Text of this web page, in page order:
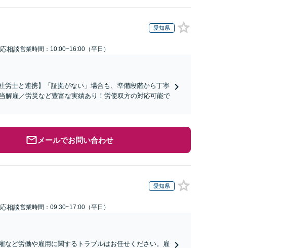
愛知県
相談営業時間：10:00~16:00（平日）
労士と連携】「証拠がない」場合も、準備段階から丁寧
解雇／労災など豊富な実績あり！労使双方の対応可能で
メールでお問い合わせ
愛知県
相談営業時間：09:30~17:00（平日）
など労働や雇用に関するトラブルはお任せください。雇